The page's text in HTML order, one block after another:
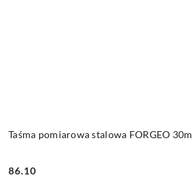
Taśma pomiarowa stalowa FORGEO 30m
Cena:
86.10